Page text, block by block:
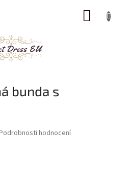
bunda s
hodnocení